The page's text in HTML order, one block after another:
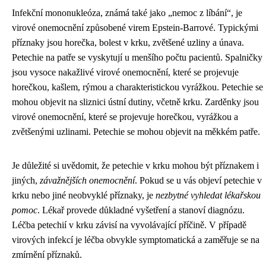
Infekční mononukleóza, známá také jako „nemoc z líbání“, je
virové onemocnění způsobené virem Epstein-Barrové. Typickými
příznaky jsou horečka, bolest v krku, zvětšené uzliny a únava.
Petechie na patře se vyskytují u menšího počtu pacientů. Spalničky
jsou vysoce nakažlivé virové onemocnění, které se projevuje
horečkou, kašlem, rýmou a charakteristickou vyrážkou. Petechie se
mohou objevit na sliznici ústní dutiny, včetně krku. Zarděnky jsou
virové onemocnění, které se projevuje horečkou, vyrážkou a
zvětšenými uzlinami. Petechie se mohou objevit na měkkém patře.
Je důležité si uvědomit, že petechie v krku mohou být příznakem i
jiných, závažnějších onemocnění. Pokud se u vás objeví petechie v
krku nebo jiné neobvyklé příznaky, je nezbytné vyhledat lékařskou
pomoc. Lékař provede důkladné vyšetření a stanoví diagnózu.
Léčba petechií v krku závisí na vyvolávající příčině. V případě
virových infekcí je léčba obvykle symptomatická a zaměřuje se na
zmírnění příznaků.